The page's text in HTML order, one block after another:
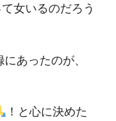
女いるのだろう
あったのが、
！と心に決めた